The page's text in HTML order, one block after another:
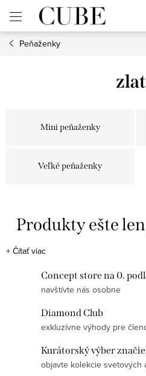
obsah
Peňaženky
Mini peňaženky
Veľké peňaženky
Produkty ešte
Môžete sa ale pozrieť
SPÄŤ DO
+ Čítať viac
Concept store na 0.
navštívte nás osobne
Diamond Club
exkluzívne výhody pre
Kurátorský výber
objavte kolekcie svetových